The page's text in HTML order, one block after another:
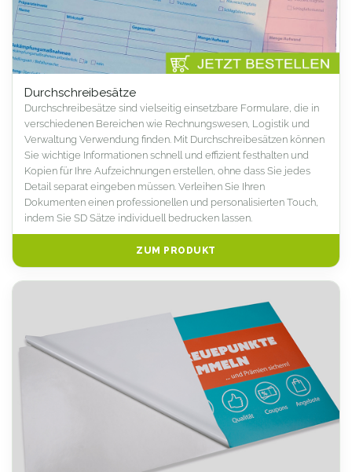
Durchschreibesätze
Durchschreibesätze sind vielseitig einsetzbare Formulare, die in
verschiedenen Bereichen wie Rechnungswesen, Logistik und
Verwaltung Verwendung finden. Mit Durchschreibesätzen können
Sie wichtige Informationen schnell und effizient festhalten und
Kopien für Ihre Aufzeichnungen erstellen, ohne dass Sie jedes
Detail separat eingeben müssen. Verleihen Sie Ihren
Dokumenten einen professionellen und personalisierten Touch,
indem Sie SD Sätze individuell bedrucken lassen.
ZUM PRODUKT